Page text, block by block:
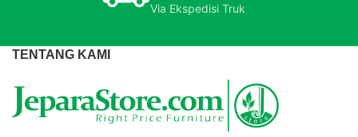
Via Ekspedisi Truk
TENTANG KAMI